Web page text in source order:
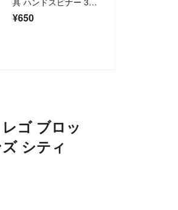
¥650
ゴ ブロッ
シティ